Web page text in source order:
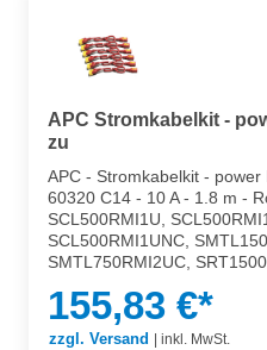
APC Stromkabelkit -
zu
APC - Stromkabelkit -
60320 C14 - 10 A - 1.8 m -
SCL500RMI1U,
SCL500RMI1UNC,
SMTL750RMI2UC,
155,83 €*
zzgl. Versand inkl. MwSt.